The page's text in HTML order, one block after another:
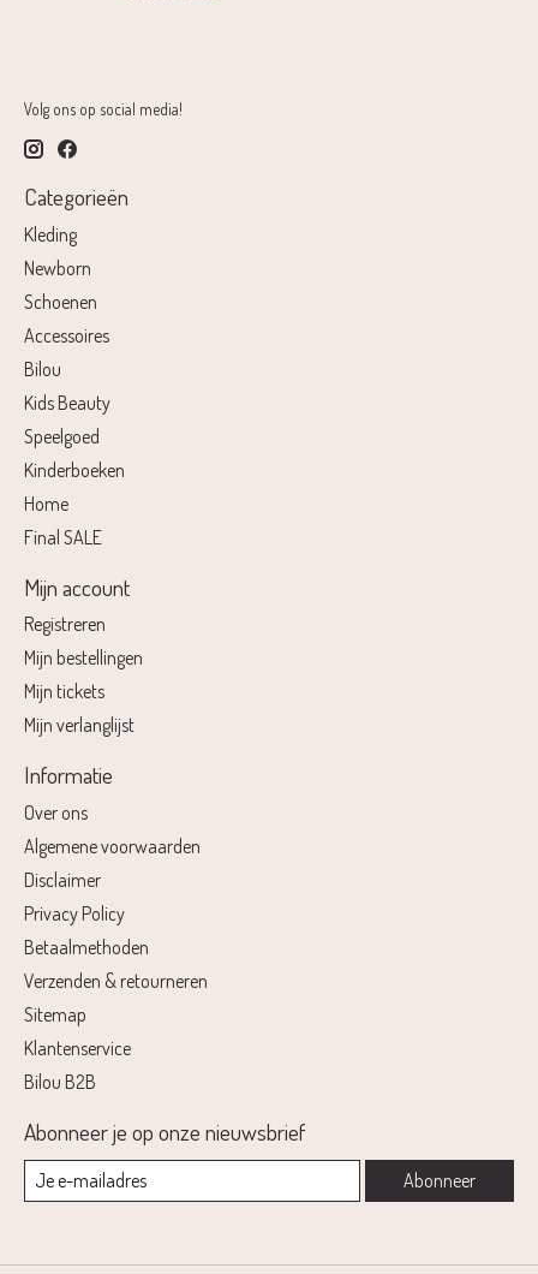
Volg ons op social media!
Categorieën
Kleding
Newborn
Schoenen
Accessoires
Bilou
Kids Beauty
Speelgoed
Kinderboeken
Home
Final SALE
Mijn account
Registreren
Mijn bestellingen
Mijn tickets
Mijn verlanglijst
Informatie
Over ons
Algemene voorwaarden
Disclaimer
Privacy Policy
Betaalmethoden
Verzenden & retourneren
Sitemap
Klantenservice
Bilou B2B
Abonneer je op onze nieuwsbrief
Abonneer